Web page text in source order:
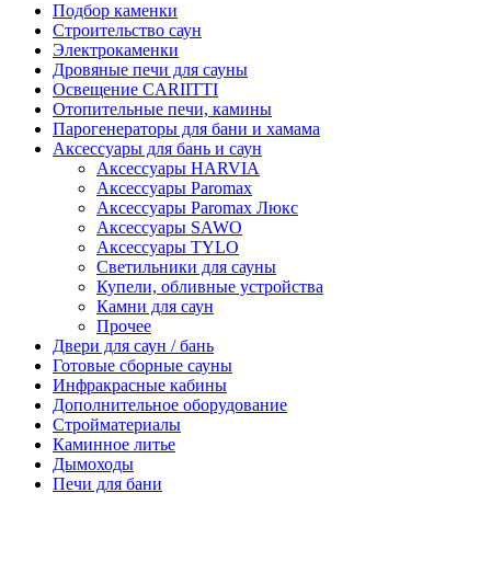
Подбор каменки
Строительство саун
Электрокаменки
Дровяные печи для сауны
Освещение CARIITTI
Отопительные печи, камины
Парогенераторы для бани и хамама
Аксессуары для бань и саун
Аксессуары HARVIA
Аксессуары Paromax
Аксессуары Paromax Люкс
Аксессуары SAWO
Аксессуары TYLO
Светильники для сауны
Купели, обливные устройства
Камни для саун
Прочее
Двери для саун / бань
Готовые сборные сауны
Инфракрасные кабины
Дополнительное оборудование
Стройматериалы
Каминное литье
Дымоходы
Печи для бани